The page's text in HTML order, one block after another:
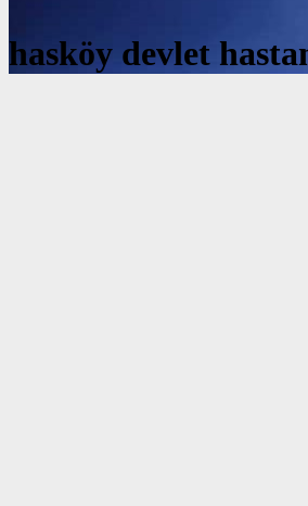
hasköy devlet